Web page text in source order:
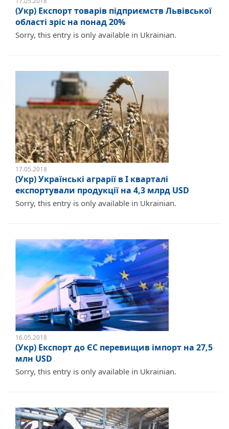
(Укр) Експорт товарів підприємств Львівської
області зріс на понад 20%
Sorry, this entry is only available in Ukrainian.
17.05.2018
(Укр) Українські аграрії в І кварталі
експортували продукції на 4,3 млрд USD
Sorry, this entry is only available in Ukrainian.
16.05.2018
(Укр) Експорт до ЄС перевищив імпорт на 27,5
млн USD
Sorry, this entry is only available in Ukrainian.